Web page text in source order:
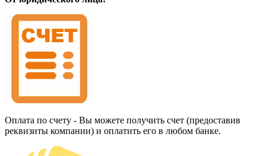
Оплата по счету - Вы можете получить счет (предоставив
реквизиты компании) и оплатить его в любом банке.